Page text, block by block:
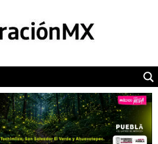
POLÍTICA
CAMALEÓN
OPINIÓN
DEPORTES